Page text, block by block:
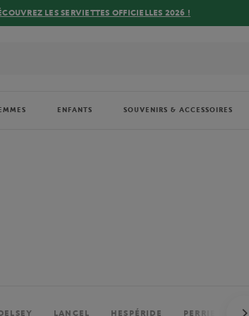
LES SERVIETTES OFFICIELLES 2026 !
ENFANTS SOUVENIRS & ACCESSOIRES
LANCEL HESPÉRIDE PERRIER